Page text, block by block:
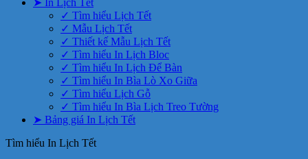
✓ Tìm hiểu Lịch Tết
✓ Mẫu Lịch Tết
✓ Thiết kế Mẫu Lịch Tết
✓ Tìm hiểu In Lịch Bloc
✓ Tìm hiểu In Lịch Để Bàn
✓ Tìm hiểu In Bìa Lò Xo Giữa
✓ Tìm hiểu Lịch Gỗ
✓ Tìm hiểu In Bìa Lịch Treo Tường
➤ Bảng giá In Lịch Tết
Tìm hiểu In Lịch Tết